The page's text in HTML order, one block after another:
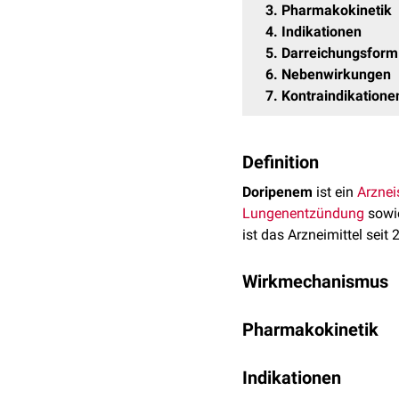
3 Pharmakokinetik
4 Indikationen
5 Darreichungsform
6 Nebenwirkungen
7
Definition
Doripenem ist ein
Lungenentzündung
ist das Arzneimittel seit
Wirkmechanismus
derArzneistoff
bindende-Protein
Pharmakokinetik
durchschnittlich eine
Indikationen